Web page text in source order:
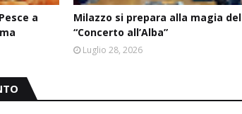
a
Milazzo si prepara alla magia del
“Concerto all’Alba”
Luglio 28, 2026